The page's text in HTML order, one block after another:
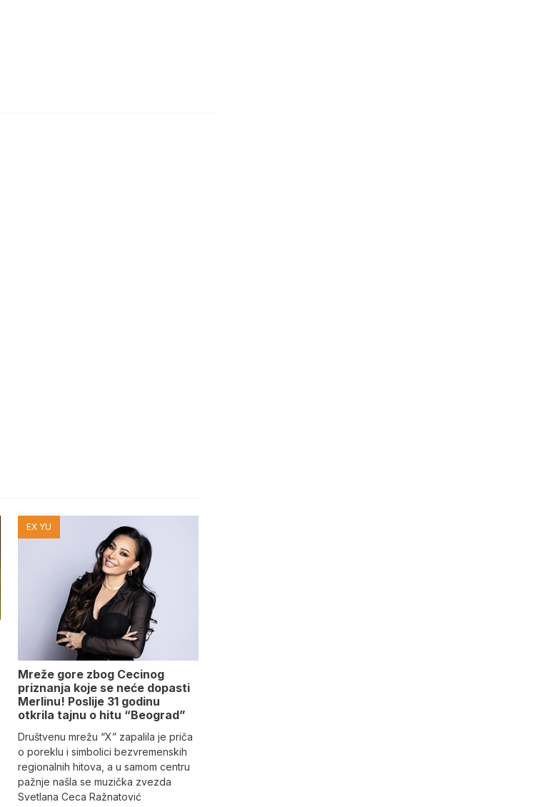
EX YU
Mreže gore zbog Cecinog
priznanja koje se neće dopasti
Merlinu! Poslije 31 godinu
otkrila tajnu o hitu “Beograd”
Društvenu mrežu “X” zapalila je priča
o poreklu i simbolici bezvremenskih
regionalnih hitova, a u samom centru
pažnje našla se muzička zvezda
Svetlana Ceca Ražnatović